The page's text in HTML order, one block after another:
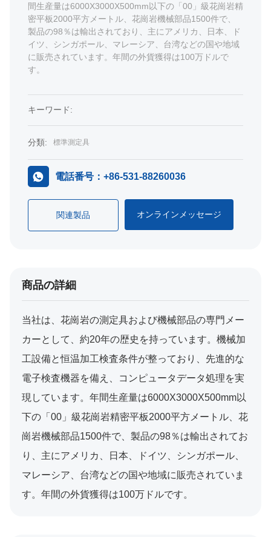
間生産量は6000X3000X500mm以下の「00」級花崗岩精
密平板2000平方メートル、花崗岩機械部品1500件で、
製品の98％は輸出されており、主にアメリカ、日本、ド
イツ、シンガポール、マレーシア、台湾などの国や地域
に販売されています。年間の外貨獲得は100万ドルで
す。
キーワード:
分類: 標準測定具
電話番号：+86-531-88260036
関連製品 オンラインメッセージ
商品の詳細
当社は、花崗岩の測定具および機械部品の専門メー
カーとして、約20年の歴史を持っています。機械加
工設備と恒温加工検査条件が整っており、先進的な
電子検査機器を備え、コンピュータデータ処理を実
現しています。年間生産量は6000X3000X500mm以
下の「00」級花崗岩精密平板2000平方メートル、花
崗岩機械部品1500件で、製品の98％は輸出されてお
り、主にアメリカ、日本、ドイツ、シンガポール、
マレーシア、台湾などの国や地域に販売されていま
す。年間の外貨獲得は100万ドルです。